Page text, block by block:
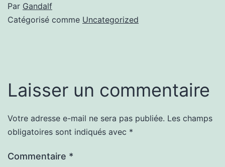
Par Gandalf
Catégorisé comme Uncategorized
Laisser un commentaire
Votre adresse e-mail ne sera pas publiée. Les champs
obligatoires sont indiqués avec *
Commentaire *